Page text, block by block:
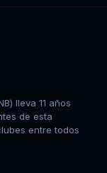
lleva 11 años
de esta
entre todos